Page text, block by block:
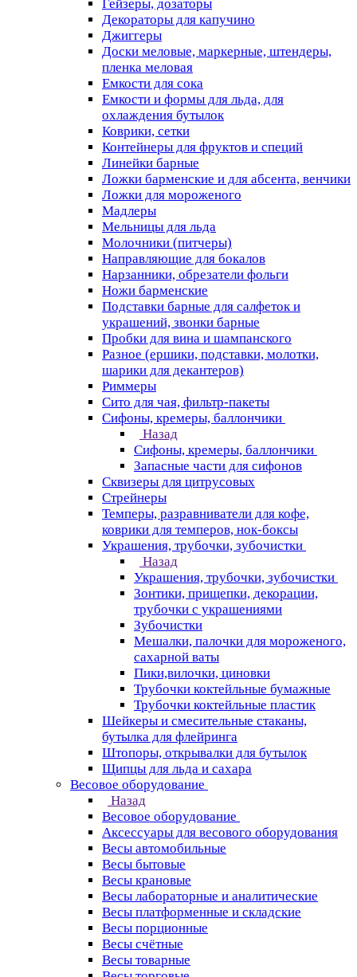
Гейзеры, дозаторы
Декораторы для капучино
Джиггеры
Доски меловые, маркерные, штендеры,
пленка меловая
Емкости для сока
Емкости и формы для льда, для
охлаждения бутылок
Коврики, сетки
Контейнеры для фруктов и специй
Линейки барные
Ложки барменские и для абсента, венчики
Ложки для мороженого
Мадлеры
Мельницы для льда
Молочники (питчеры)
Направляющие для бокалов
Нарзанники, обрезатели фольги
Ножи барменские
Подставки барные для салфеток и
украшений, звонки барные
Пробки для вина и шампанского
Разное (ершики, подставки, молотки,
шарики для декантеров)
Риммеры
Сито для чая, фильтр-пакеты
Сифоны, кремеры, баллончики
Назад
Сифоны, кремеры, баллончики
Запасные части для сифонов
Сквизеры для цитрусовых
Стрейнеры
Темперы, разравниватели для кофе,
коврики для темперов, нок-боксы
Украшения, трубочки, зубочистки
Назад
Украшения, трубочки, зубочистки
Зонтики, прищепки, декорации,
трубочки с украшениями
Зубочистки
Мешалки, палочки для мороженого,
сахарной ваты
Пики,вилочки, циновки
Трубочки коктейльные бумажные
Трубочки коктейльные пластик
Шейкеры и смесительные стаканы,
бутылка для флейринга
Штопоры, открывалки для бутылок
Щипцы для льда и сахара
Весовое оборудование
Назад
Весовое оборудование
Аксессуары для весового оборудования
Весы автомобильные
Весы бытовые
Весы крановые
Весы лабораторные и аналитические
Весы платформенные и складские
Весы порционные
Весы счётные
Весы товарные